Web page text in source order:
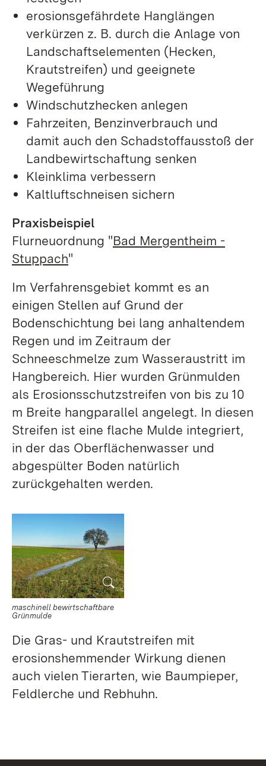
erosionsgefährdete Hanglängen
verkürzen z. B. durch die Anlage von
Landschaftselementen (Hecken,
Krautstreifen) und geeignete
Wegeführung
Windschutzhecken anlegen
Fahrzeiten, Benzinverbrauch und
damit auch den Schadstoffausstoß der
Landbewirtschaftung senken
Kleinklima verbessern
Kaltluftschneisen sichern
Praxisbeispiel
Flurneuordnung "Bad Mergentheim -
Stuppach"
Im Verfahrensgebiet kommt es an
einigen Stellen auf Grund der
Bodenschichtung bei lang anhaltendem
Regen und im Zeitraum der
Schneeschmelze zum Wasseraustritt im
Hangbereich. Hier wurden Grünmulden
als Erosionsschutzstreifen von bis zu 10
m Breite hangparallel angelegt. In diesen
Streifen ist eine flache Mulde integriert,
in der das Oberflächenwasser und
abgespülter Boden natürlich
zurückgehalten werden.
maschinell bewirtschaftbare
Grünmulde
Die Gras- und Krautstreifen mit
erosionshemmender Wirkung dienen
auch vielen Tierarten, wie Baumpieper,
Feldlerche und Rebhuhn.